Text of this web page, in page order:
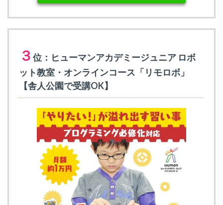
３ 位：ヒューマンアカデミージュニア ロボ
ット教室・オンラインコース「リモロボ」
【舎人公園で受講OK】